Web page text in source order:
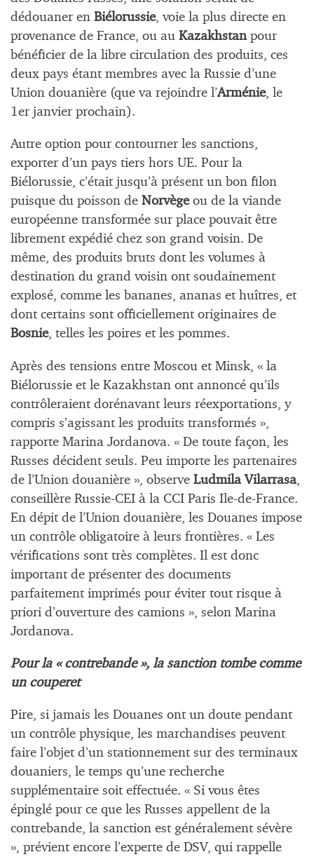
dédouaner en Biélorussie, voie la plus directe en
provenance de France, ou au Kazakhstanpour
bénéficier de la libre circulation des produits, ces
deux pays étant membres avec la Russie d’une
Union douanière (que va rejoindre l’Arménie, le
1er janvier prochain).
Autre option pour contourner les sanctions,
exporter d’un pays tiers hors UE. Pour la
Biélorussie, c’était jusqu’à présent un bon filon
puisque du poisson de Norvègeou de la viande
européenne transformée sur place pouvait être
librement expédié chez son grand voisin. De
même, des produits bruts dont les volumes à
destination du grand voisin ont soudainement
explosé, comme les bananes, ananas et huîtres, et
dont certains sont officiellement originaires de
Bosnie, telles les poires et les pommes.
Après des tensions entre Moscou et Minsk, « la
Biélorussie et le Kazakhstan ont annoncé qu’ils
contrôleraient dorénavant leurs réexportations, y
compris s’agissant les produits transformés »,
rapporte Marina Jordanova. « De toute façon, les
Russes décident seuls. Peu importe les partenaires
de l’Union douanière », observe Ludmila Vilarrasa
conseillère Russie-CEI à la CCI Paris Ile-de-France.
En dépit de l’Union douanière, les Douanes impose
un contrôle obligatoire à leurs frontières. « Les
vérifications sont très complètes. Il est donc
important de présenter des documents
parfaitement imprimés pour éviter tout risque à
priori d’ouverture des camions », selon Marina
Jordanova.
Pour la « contrebande », la sanction tombe comme
un couperet
Pire, si jamais les Douanes ont un doute pendant
un contrôle physique, les marchandises peuvent
faire l’objet d’un stationnement sur des terminaux
douaniers, le temps qu’une recherche
supplémentaire soit effectuée. « Si vous êtes
épinglé pour ce que les Russes appellent de la
contrebande, la sanction est généralement sévère
», prévient encore l’experte de DSV, qui rappelle